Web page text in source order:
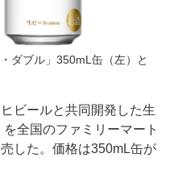
ダブル」350mL缶（左）と
ビールと共同開発した生
全国のファミリーマート
した。価格は350mL缶が